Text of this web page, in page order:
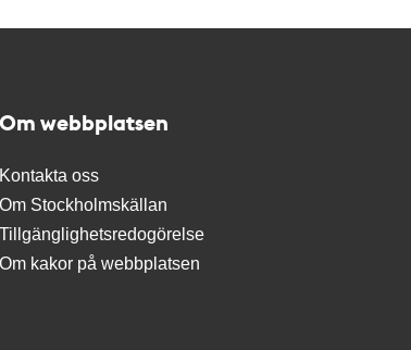
Om webbplatsen
Kontakta oss
Om Stockholmskällan
Tillgänglighetsredogörelse
Om kakor på webbplatsen